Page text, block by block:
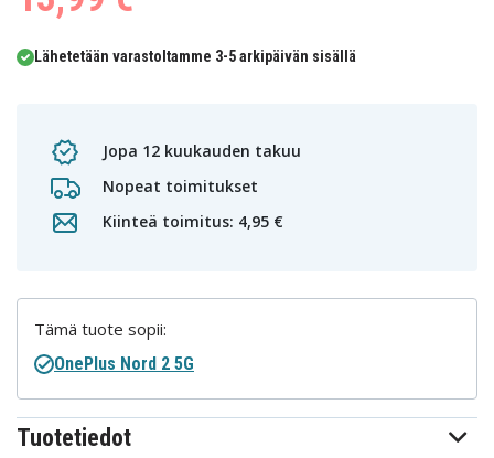
Lähetetään varastoltamme 3-5 arkipäivän sisällä
Jopa 12 kuukauden takuu
Nopeat toimitukset
Kiinteä toimitus: 4,95 €
Tuotetiedot
Tämä tuote sopii:
OnePlus Nord 2 5G